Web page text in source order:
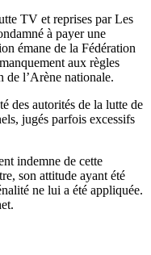
TV et reprises par Les
à payer une
émane de la Fédération
aux règles
de l’Arène nationale.
des autorités de la lutte de
jugés parfois excessifs
indemne de cette
son attitude ayant été
ne lui a été appliquée.